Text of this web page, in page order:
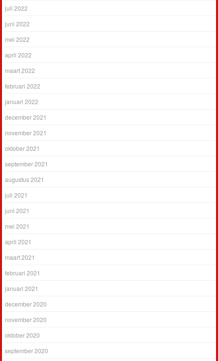
juli 2022
juni 2022
mei 2022
april 2022
maart 2022
februari 2022
januari 2022
december 2021
november 2021
oktober 2021
september 2021
augustus 2021
juli 2021
juni 2021
mei 2021
april 2021
maart 2021
februari 2021
januari 2021
december 2020
november 2020
oktober 2020
september 2020